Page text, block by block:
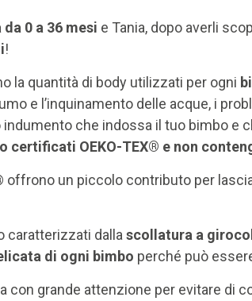
0 a 36 mesi e Tania, dopo averli
!
la quantità di body utilizzati per ogni
e l’inquinamento delle acque, i
indumento che indossa il tuo bimbo e
certificati OEKO-TEX® e non
offrono un piccolo contributo per
caratterizzati dalla scollatura a
di ogni bimbo perché può
con grande attenzione per evitare di